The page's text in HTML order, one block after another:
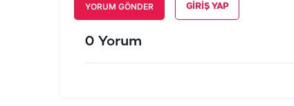
YORUM GÖNDER GIRIŞ YAP
0 Yorum